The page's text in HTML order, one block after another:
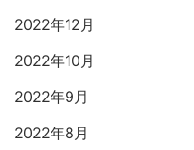
2022年12月
2022年10月
2022年9月
2022年8月